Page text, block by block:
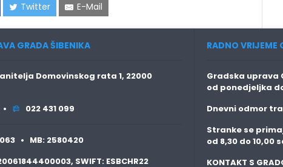
Twitter E-Mail
GRADA ŠIBENIKA
Domovinskog rata 1, 22000
022 431 099
• MB: 2580420
SWIFT: ESBCHR22
RADNO VRIJEME
Gradska uprava
od ponedjeljka
Dnevni odmor
Stranke se
od 8,30 do 10,00
KONTAKT S